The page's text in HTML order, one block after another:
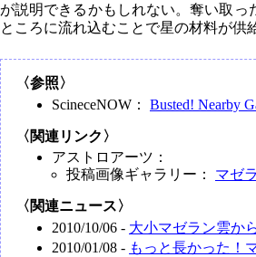
が説明できるかもしれない。奪い取
ところに流れ込むことで星の材料が供
〈参照〉
ScineceNOW： Busted! Nearby
〈関連リンク〉
アストロアーツ：
投稿画像ギャラリー： マゼ
〈関連ニュース〉
2010/10/06 - 大小マゼラン雲か
2010/01/08 - もっと長かった！